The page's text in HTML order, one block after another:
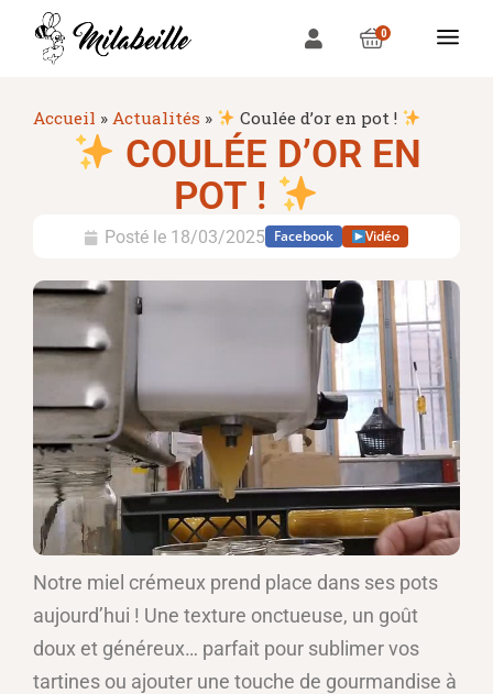
0
Accueil » Actualités » Coulée d’or en pot !
COULÉE D’OR EN
POT !
Posté le 18/03/2025 Facebook Vidéo
Notre miel crémeux prend place dans ses pots
aujourd’hui ! Une texture onctueuse, un goût
doux et généreux… parfait pour sublimer vos
tartines ou ajouter une touche de gourmandise à